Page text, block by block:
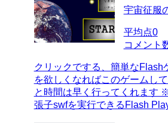
宇宙征服
平均点0
コメント
クリックでする、簡単なFlash
を欲しくなればこのゲームし
と時間は早く行ってくれます
張子swfを実行できるFlash